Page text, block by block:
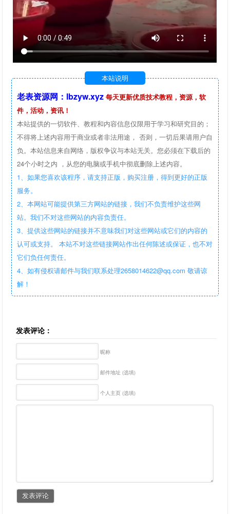
本站说明
老表资源网：lbzyw.xyz 每天更新优质技术教程，资源，软
件，活动，资讯！
本站提供的一切软件、教程和内容信息仅限用于学习和研究目的；
不得将上述内容用于商业或者非法用途， 否则，一切后果请用户自
负。本站信息来自网络，版权争议与本站无关。您必须在下载后的
24个小时之内 ，从您的电脑或手机中彻底删除上述内容。
1、如果您喜欢该程序，请支持正版，购买注册，得到更好的正版
服务。
2、本网站可能提供第三方网站的链接，我们不负责维护这些网
站。我们不对这些网站的内容负责任。
3、提供这些网站的链接并不意味我们对这些网站或它们的内容的
认可或支持。 本站不对这些链接网站作出任何陈述或保证，也不对
它们负任何责任。
4、如有侵权请邮件与我们联系处理2658014622@qq.com 敬请谅
解！
发表评论：
昵称
邮件地址 (选填)
个人主页 (选填)